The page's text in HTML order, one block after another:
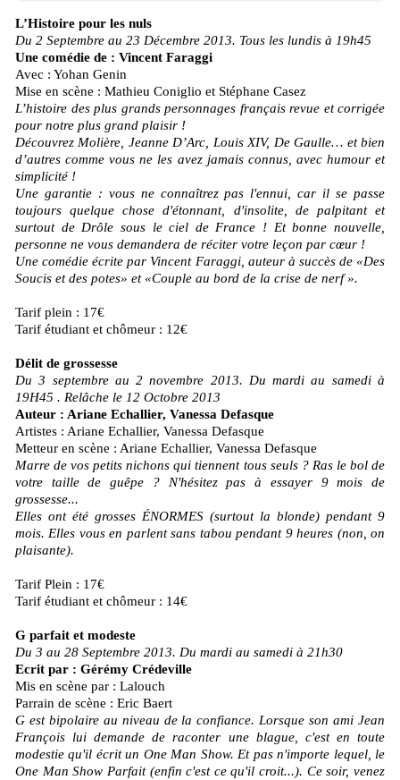
L’Histoire pour les nuls
Du 2 Septembre au 23 Décembre 2013. Tous les lundis à 19h45
Une comédie de : Vincent Faraggi
Avec : Yohan Genin
Mise en scène : Mathieu Coniglio et Stéphane Casez
L’histoire des plus grands personnages français revue et corrigée
pour notre plus grand plaisir !
Découvrez Molière, Jeanne D’Arc, Louis XIV, De Gaulle… et bien
d’autres comme vous ne les avez jamais connus, avec humour et
simplicité !
Une garantie : vous ne connaîtrez pas l'ennui, car il se passe
toujours quelque chose d'étonnant, d'insolite, de palpitant et
surtout de Drôle sous le ciel de France ! Et bonne nouvelle,
personne ne vous demandera de réciter votre leçon par cœur !
Une comédie écrite par Vincent Faraggi, auteur à succès de «Des
Soucis et des potes» et «Couple au bord de la crise de nerf ».
Tarif plein : 17€
Tarif étudiant et chômeur : 12€
Délit de grossesse
Du 3 septembre au 2 novembre 2013. Du mardi au samedi à
19H45 . Relâche le 12 Octobre 2013
Auteur : Ariane Echallier, Vanessa Defasque
Artistes : Ariane Echallier, Vanessa Defasque
Metteur en scène : Ariane Echallier, Vanessa Defasque
Marre de vos petits nichons qui tiennent tous seuls ? Ras le bol de
votre taille de guêpe ? N'hésitez pas à essayer 9 mois de
grossesse...
Elles ont été grosses ÉNORMES (surtout la blonde) pendant 9
mois. Elles vous en parlent sans tabou pendant 9 heures (non, on
plaisante).
Tarif Plein : 17€
Tarif étudiant et chômeur : 14€
G parfait et modeste
Du 3 au 28 Septembre 2013. Du mardi au samedi à 21h30
Ecrit par : Gérémy Crédeville
Mis en scène par : Lalouch
Parrain de scène : Eric Baert
G est bipolaire au niveau de la confiance. Lorsque son ami Jean
François lui demande de raconter une blague, c'est en toute
modestie qu'il écrit un One Man Show. Et pas n'importe lequel, le
One Man Show Parfait (enfin c'est ce qu'il croit...). Ce soir, venez